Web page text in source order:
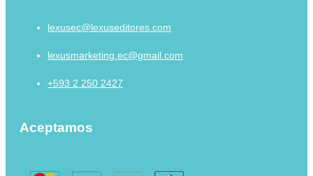
lexusec@lexuseditores.com
lexusmarketing.ec@gmail.com
+593 2 250 2427
Aceptamos